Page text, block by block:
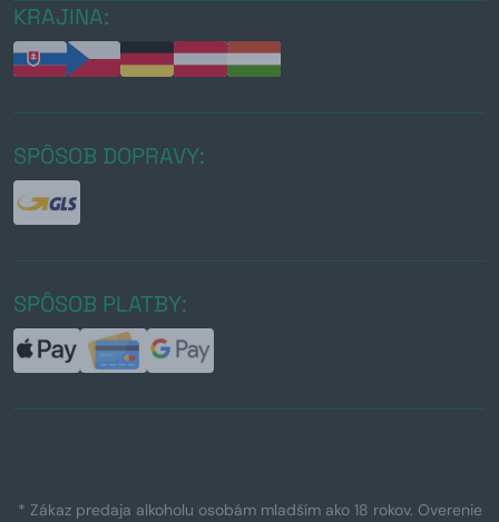
KRAJINA:
SPÔSOB DOPRAVY:
SPÔSOB PLATBY:
* Zákaz predaja alkoholu osobám mladším ako 18 rokov. Overenie